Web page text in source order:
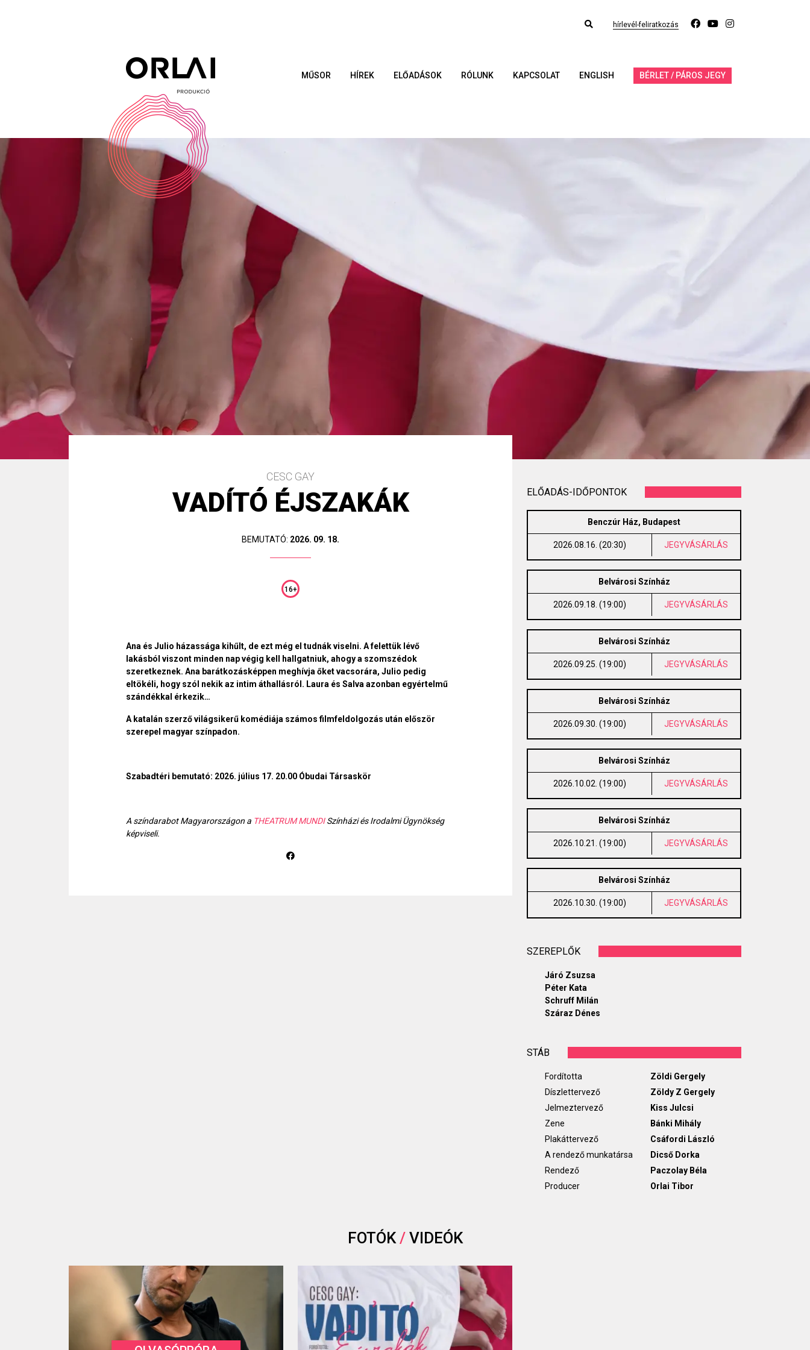
hírlevél-feliratkozás
MŰSOR HÍREK ELŐADÁSOK RÓLUNK KAPCSOLAT ENGLISH BÉRLET / PÁROS JEGY
CESC GAY
VADÍTÓ ÉJSZAKÁK
BEMUTATÓ: 2026. 09. 18.
16+
Ana és Julio házassága kihűlt, de ezt még el tudnák viselni. A felettük lévő
lakásból viszont minden nap végig kell hallgatniuk, ahogy a szomszédok
szeretkeznek. Ana barátkozásképpen meghívja őket vacsorára, Julio pedig
eltökéli, hogy szól nekik az intim áthallásról. Laura és Salva azonban egyértelmű
szándékkal érkezik…
A katalán szerző világsikerű komédiája számos filmfeldolgozás után először
szerepel magyar színpadon.
Szabadtéri bemutató: 2026. július 17. 20.00 Óbudai Társaskör
A színdarabot Magyarországon a THEATRUM MUNDISzínházi és Irodalmi Ügynökség
képviseli.
ELŐADÁS-IDŐPONTOK
Benczúr Ház, Budapest
2026.08.16. (20:30) JEGYVÁSÁRLÁS
Belvárosi Színház
2026.09.18. (19:00) JEGYVÁSÁRLÁS
Belvárosi Színház
2026.09.25. (19:00) JEGYVÁSÁRLÁS
Belvárosi Színház
2026.09.30. (19:00) JEGYVÁSÁRLÁS
Belvárosi Színház
2026.10.02. (19:00) JEGYVÁSÁRLÁS
Belvárosi Színház
2026.10.21. (19:00) JEGYVÁSÁRLÁS
Belvárosi Színház
2026.10.30. (19:00) JEGYVÁSÁRLÁS
SZEREPLŐK
Járó Zsuzsa
Péter Kata
Schruff Milán
Száraz Dénes
STÁB
Fordította
Zöldi Gergely
Díszlettervező
Zöldy Z Gergely
Jelmeztervező
Kiss Julcsi
Zene
Bánki Mihály
Plakáttervező
Csáfordi László
A rendező munkatársa
Dicső Dorka
Rendező
Paczolay Béla
Producer
Orlai Tibor
FOTÓK/VIDEÓK